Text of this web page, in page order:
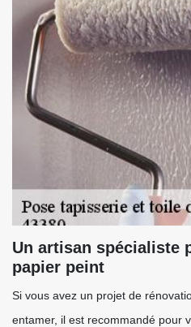
Un artisan spécialiste
papier peint
Si vous avez un projet de
entamer, il est recommandé pour